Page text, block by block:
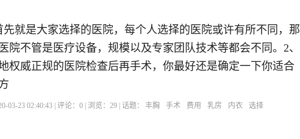
先就是大家选择的医院，每个人选择的医院或许有所不同，那
院不管是医疗设备，规模以及专家团队技术等都会不同。2、
权威正规的医院检查后再手术，你最好还是确定一下你适合
03-23 02:40:43 | 评论：0 | 浏览：29 | 话题： 丰胸 手术 费用 乳房 内衣 选择